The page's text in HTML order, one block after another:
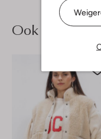
Ook iets voor